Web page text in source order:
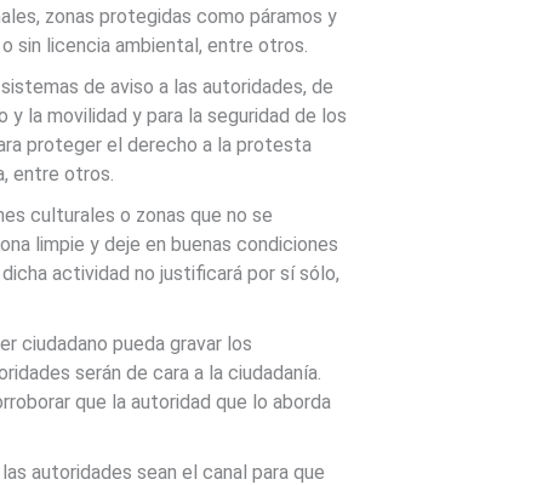
zonas protegidas como páramos y
sin licencia ambiental, entre otros.
de aviso a las autoridades, de
la movilidad y para la seguridad de los
proteger el derecho a la protesta
entre otros.
culturales o zonas que no se
limpie y deje en buenas condiciones
actividad no justificará por sí sólo,
ciudadano pueda gravar los
serán de cara a la ciudadanía.
que la autoridad que lo aborda
autoridades sean el canal para que